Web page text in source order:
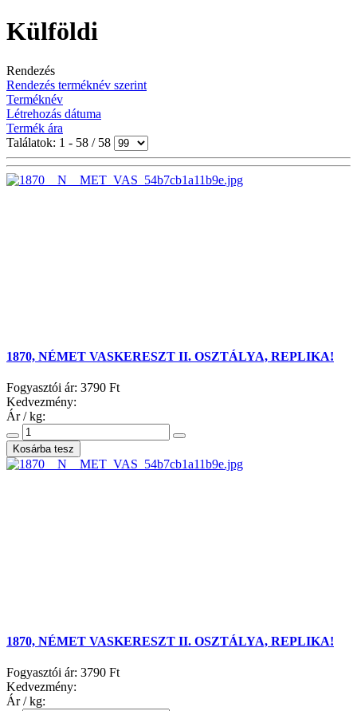
Külföldi
Rendezés
Rendezés terméknév szerint
Terméknév
Létrehozás dátuma
Termék ára
Találatok: 1 - 58 / 58
1870, NÉMET VASKERESZT II. OSZTÁLYA, REPLIKA!
Fogyasztói ár: 3790 Ft
Kedvezmény:
Ár / kg:
1870, NÉMET VASKERESZT II. OSZTÁLYA, REPLIKA!
Fogyasztói ár: 3790 Ft
Kedvezmény:
Ár / kg: